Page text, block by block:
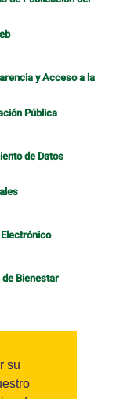
su
y Acceso a la
Pública
de Datos
Bienestar